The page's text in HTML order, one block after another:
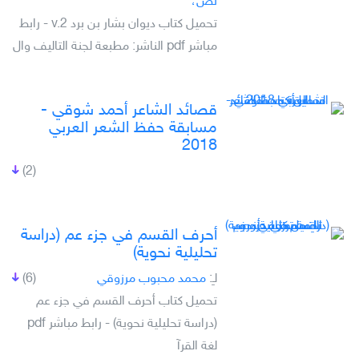
تحميل كتاب ديوان بشار بن برد v.2 - رابط
مباشر pdf الناشر: مطبعة لجنة التاليف وال
قصائد الشاعر أحمد شوقي -
مسابقة حفظ الشعر العربي
2018
(2)
أحرف القسم في جزء عم (دراسة
تحليلية نحوية)
(6) لـِ: محمد محبوب مرزوقي
تحميل كتاب أحرف القسم في جزء عم
(دراسة تحليلية نحوية) - رابط مباشر pdf
لغة القرآ